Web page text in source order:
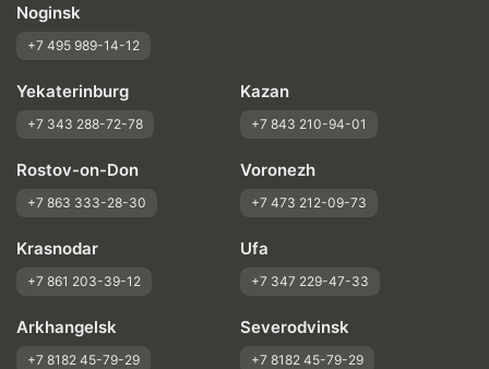
Noginsk
+7 495 989-14-12
Yekaterinburg
+7 343 288-72-78
Kazan
+7 843 210-94-01
Rostov-on-Don
+7 863 333-28-30
Voronezh
+7 473 212-09-73
Krasnodar
+7 861 203-39-12
Ufa
+7 347 229-47-33
Arkhangelsk
+7 8182 45-79-29
Severodvinsk
+7 8182 45-79-29